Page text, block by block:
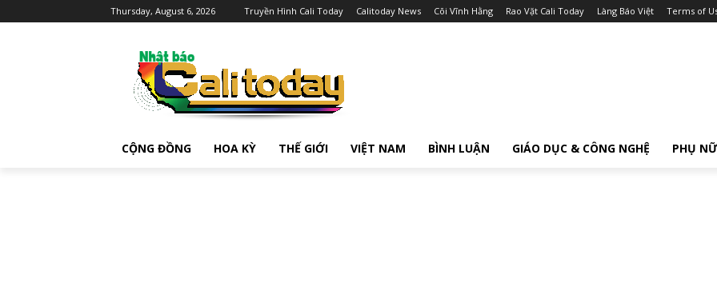
Thursday, August 6, 2026 Truyền Hình Cali Today Calitoday News Cõi Vĩnh Hằng Rao Vặt Cali Today Làng Báo Việt Terms of
CỘNG ĐỒNG HOA KỲ THẾ GIỚI VIỆT NAM BÌNH LUẬN GIÁO DỤC & CÔNG NGHỆ PHỤ NỮ